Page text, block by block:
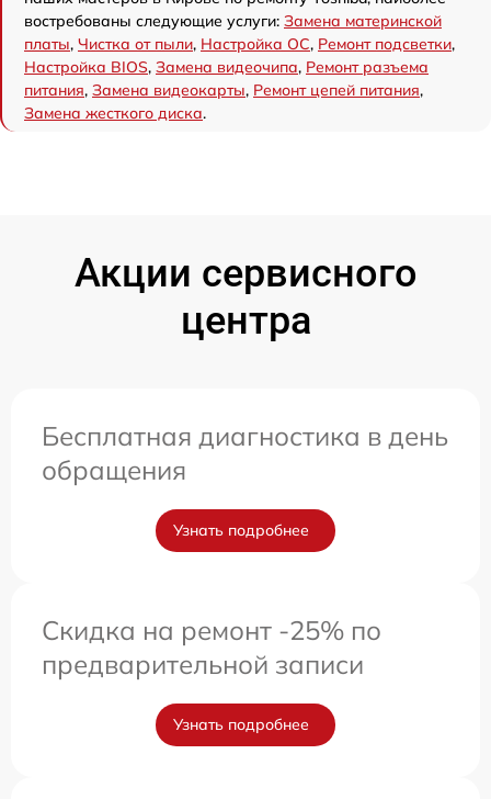
востребованы следующие услуги: Замена материнской
платы, Чистка от пыли, Настройка ОС, Ремонт подсветки,
Настройка BIOS, Замена видеочипа, Ремонт разъема
питания, Замена видеокарты, Ремонт цепей питания,
Замена жесткого диска.
Акции сервисного
центра
Бесплатная диагностика в день
обращения
Узнать подробнее
Скидка на ремонт -25% по
предварительной записи
Узнать подробнее